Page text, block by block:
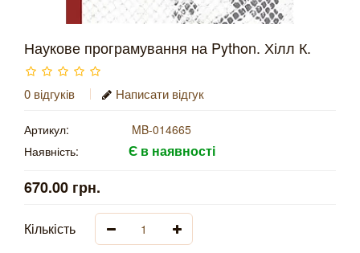
Наукове програмування на Python. Хілл К.
0 відгуків Написати відгук
Артикул:
MB-014665
Наявність:
Є в наявності
670.00 грн.
Кількість